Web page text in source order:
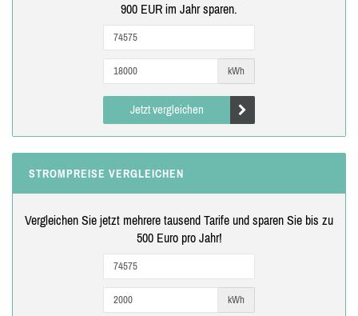
900 EUR im Jahr sparen.
kWh
Jetzt vergleichen
STROMPREISE VERGLEICHEN
Vergleichen Sie jetzt mehrere tausend Tarife und sparen Sie bis zu
500 Euro pro Jahr!
kWh